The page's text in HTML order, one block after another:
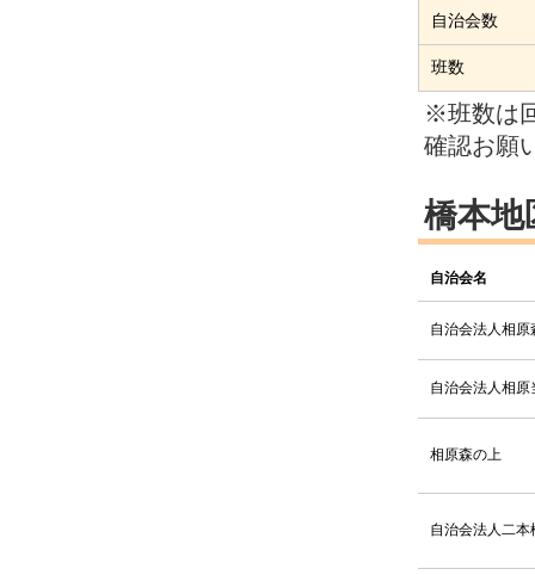
2025.10.20
2025.10.10
2025.09.16
2025.08.04
2025.08.01
2025.08.01
2025.07.10
2025.07.02
自治会数
班数
※班数は
確認お願
橋本地
自治会名
自治会法人相原
自治会法人相原
相原森の上
自治会法人二本